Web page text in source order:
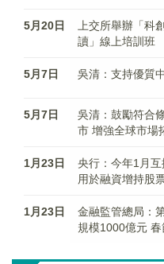
5月20日
上交所舉辦「科
讀」線上培訓班
5月7日 吳清：支持優質
5月7日
吳清：鼓勵符合
市 增強全球市場
1月23日
央行：今年1月
用於融資增持股
1月23日
金融監管總局：
規模1000億元